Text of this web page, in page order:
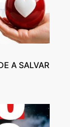
A SALVAR